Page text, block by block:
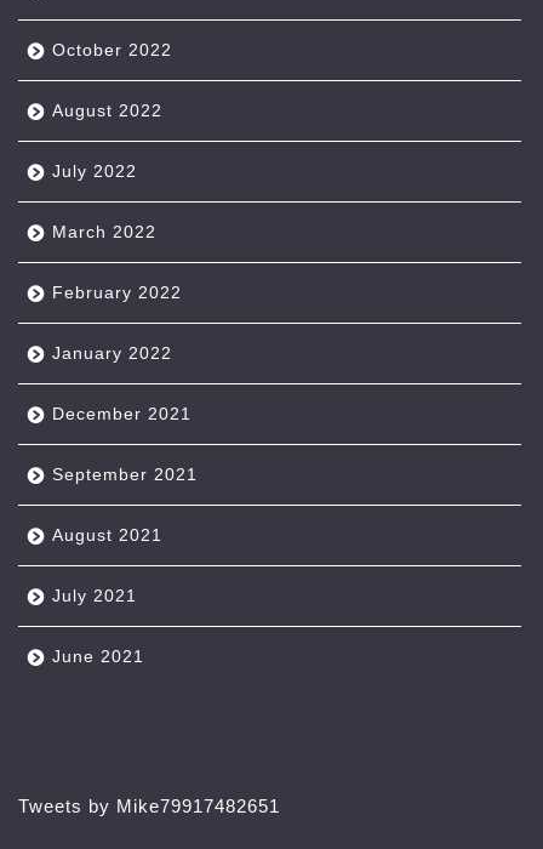
October 2022
August 2022
July 2022
March 2022
February 2022
January 2022
December 2021
September 2021
August 2021
July 2021
June 2021
Tweets by Mike79917482651